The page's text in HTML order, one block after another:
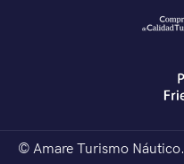
© Amare Turismo Náutico.